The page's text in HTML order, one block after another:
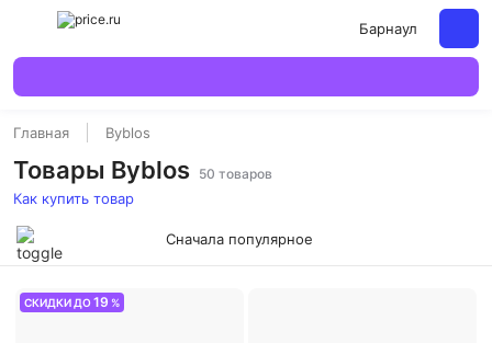
Барнаул
Главная Byblos
Товары Byblos 50 товаров
Как купить товар
Сначала популярное
СКИДКИ ДО19 %